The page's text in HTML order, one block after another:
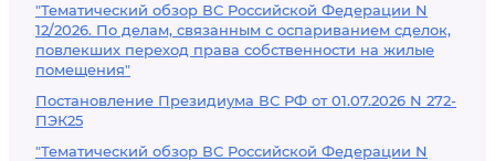
"Тематический обзор ВС Российской Федерации N
12/2026. По делам, связанным с оспариванием сделок,
повлекших переход права собственности на жилые
помещения"
Постановление Президиума ВС РФ от 01.07.2026 N 272-
ПЭК25
"Тематический обзор ВС Российской Федерации N